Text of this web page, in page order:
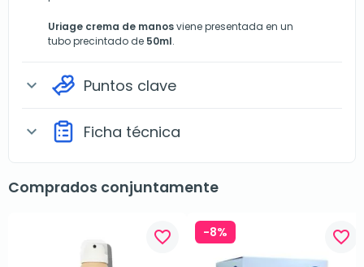
Uriage crema de manosviene presentada en un
tubo precintado de 50ml.
expand_more Puntos clave
expand_more Ficha técnica
Comprados conjuntamente
favorite_border -8% favorite_border